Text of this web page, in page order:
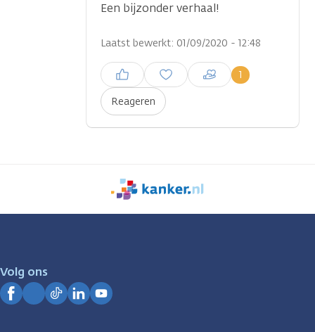
Een bijzonder verhaal!
Laatst bewerkt: 01/09/2020 - 12:48
Reageren
1
Inloggen om een reactie te
plaatsen
We
zijn
Volg ons